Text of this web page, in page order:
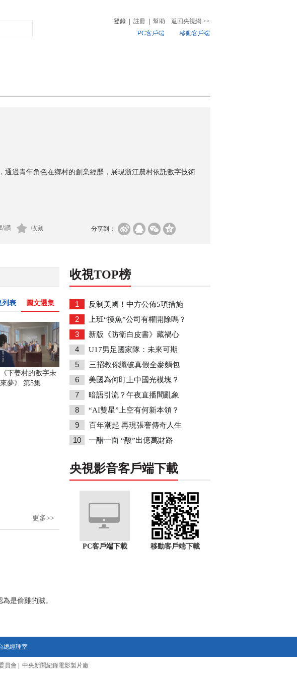
登錄 註冊 幫助 返回央視網 >>
PC客戶端
移動客戶端
通過青年角色在鄉村的創業經歷，展現浙江農村依託數字技術
分享到：
讚 收藏
圖文選集
列表
《下姜村的數字未
來夢》 第5集
更多>>
是偷雞的賊。
收視TOP榜
1 反制美國！中方公佈5項措施
2 上班“摸魚”公司有權開除嗎？
3 新版《防衛白皮書》藏禍心
4 U17男足國家隊：未來可期
5 三招教你識破真假全麥麵包
6 美國為何盯上中國光模塊？
7 暗語引流？午夜直播間亂象
8 “AI雙星”上空有何新本領？
9 百年潮起 再現張謇傳奇人生
10 一醋一面 “酸”出億萬財路
央視影音客戶端下載
PC客戶端下載 移動客戶端下載
總經理室
員會
中央新聞紀錄電影製片廠